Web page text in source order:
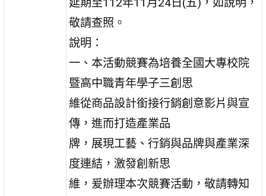
敬請查照。
說明：
一、本活動競賽為培養全國大專校院
暨高中職青年學子三創思
維從商品設計銜接行銷創意影片與宣
傳，進而打造產業品
牌，展現工藝、行銷與品牌與產業深
度連結，激發創新思
維，爰辦理本次競賽活動，敬請轉知